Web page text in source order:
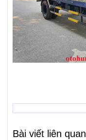
Bài viết liên quan